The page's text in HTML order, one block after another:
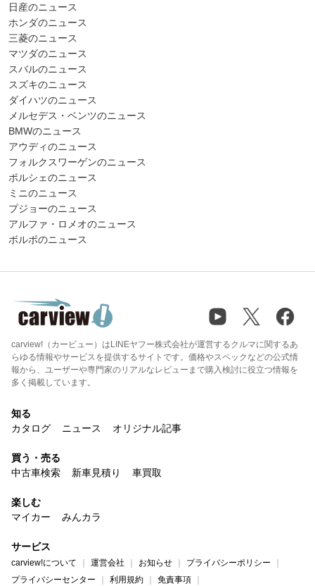
日産のニュース
ホンダのニュース
三菱のニュース
マツダのニュース
スバルのニュース
スズキのニュース
ダイハツのニュース
メルセデス・ベンツのニュース
BMWのニュース
アウディのニュース
フォルクスワーゲンのニュース
ポルシェのニュース
ミニのニュース
プジョーのニュース
アルファ・ロメオのニュース
ボルボのニュース
carview!（カービュー）はLINEヤフー株式会社が運営するクルマに関するあ
らゆる情報やサービスを提供するサイトです。価格やスペックなどの公式情
報から、ユーザーや専門家のリアルなレビューまで購入検討に役立つ情報を
多く掲載しています。
知る
カタログ
ニュース オリジナル記事
買う・売る
中古車検索
新車見積り 車買取
楽しむ
マイカー
みんカラ
サービス
carview!について 運営会社 お知らせ
プライバシーポリシー
プライバシーセンター
利用規約 免責事項